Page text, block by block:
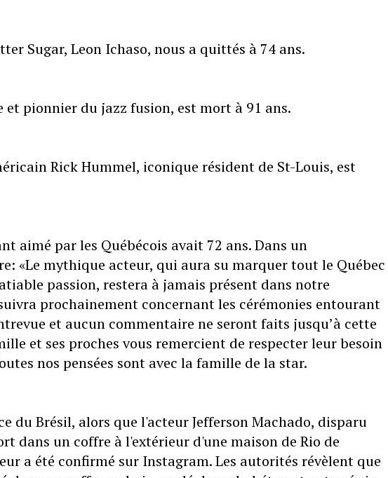
Sugar, Leon Ichaso, nous a quittés à 74 ans.
et pionnier du jazz fusion, est mort à 91 ans.
Rick Hummel, iconique résident de St-Louis, est
aimé par les Québécois avait 72 ans. Dans un
«Le mythique acteur, qui aura su marquer tout le Québec
passion, restera à jamais présent dans notre
prochainement concernant les cérémonies entourant
et aucun commentaire ne seront faits jusqu’à cette
et ses proches vous remercient de respecter leur besoin
nos pensées sont avec la famille de la star.
du Brésil, alors que l'acteur Jefferson Machado, disparu
dans un coffre à l'extérieur d'une maison de Rio de
a été confirmé sur Instagram. Les autorités révèlent que